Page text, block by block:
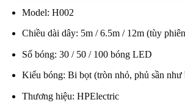
Model: H002
Chiều dài dây: 5m / 6.5m / 12m (tùy
Số bóng: 30 / 50 / 100 bóng LED
Kiểu bóng: Bi bọt (tròn nhỏ, phủ sần như
Thương hiệu: HPElectric